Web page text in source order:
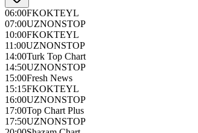
06:00FKOKTEYL
07:00UZNONSTOP
10:00FKOKTEYL
11:00UZNONSTOP
14:00Turk Top Chart
14:50UZNONSTOP
15:00Fresh News
15:15FKOKTEYL
16:00UZNONSTOP
17:00Top Chart Plus
17:50UZNONSTOP